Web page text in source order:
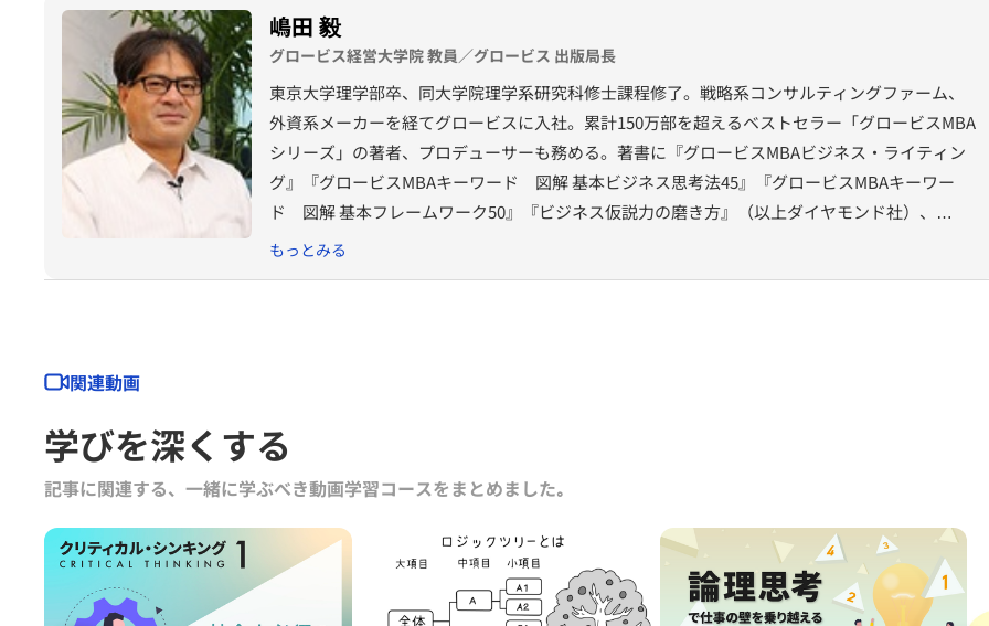
嶋田 毅
グロービス経営大学院 教員／グロービス 出版局長
東京大学理学部卒、同大学院理学系研究科修士課程修了。戦略系コンサルティングファーム、
外資系メーカーを経てグロービスに入社。累計150万部を超えるベストセラー「グロービスMBA
シリーズ」の著者、プロデューサーも務める。著書に『グロービスMBAビジネス・ライティン
グ』『グロービスMBAキーワード 図解 基本ビジネス思考法45』『グロービスMBAキーワー
ド 図解 基本フレームワーク50』『ビジネス仮説力の磨き方』（以上ダイヤモンド社）、
『MBA 100の基本』（東洋経済新報社）、『［実況］ロジカルシンキング教室』『［実況』アカ
自社課題（アクションラーニング）などの講師を務める。グロービスのナレッジライブラリ
「GLOBIS知見録」に定期的にコラムを連載するとともに、さまざまなテーマで講演なども行っ
もっとみる
関連動画
学びを深くする
記事に関連する、一緒に学ぶべき動画学習コースをまとめました｡